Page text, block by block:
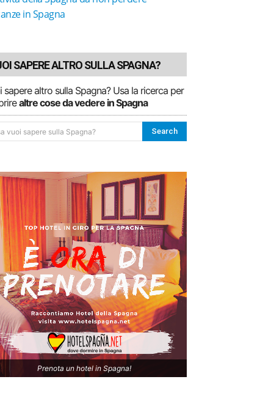
in Spagna
SAPERE ALTRO SULLA SPAGNA?
sapere altro sulla Spagna? Usa la ricerca per
altre cose da vedere in Spagna
vuoi sapere sulla Spagna? Search
Prenota un hotel in Spagna!